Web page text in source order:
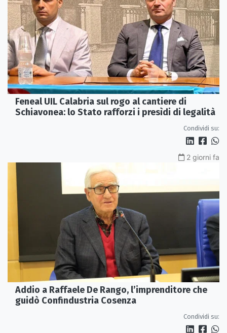
Feneal UIL Calabria sul rogo al cantiere di
Schiavonea: lo Stato rafforzi i presìdi di legalità
Condividi su:
2 giorni fa
Addio a Raffaele De Rango, l’imprenditore che
guidò Confindustria Cosenza
Condividi su: